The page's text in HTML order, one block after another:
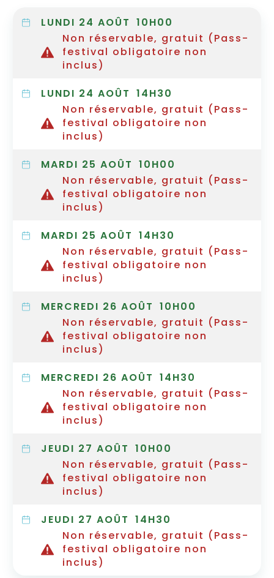
LUNDI 24 AOÛT 10H00
Non réservable, gratuit (Pass-
festival obligatoire non
inclus)
LUNDI 24 AOÛT 14H30
Non réservable, gratuit (Pass-
festival obligatoire non
inclus)
MARDI 25 AOÛT 10H00
Non réservable, gratuit (Pass-
festival obligatoire non
inclus)
MARDI 25 AOÛT 14H30
Non réservable, gratuit (Pass-
festival obligatoire non
inclus)
MERCREDI 26 AOÛT 10H00
Non réservable, gratuit (Pass-
festival obligatoire non
inclus)
MERCREDI 26 AOÛT 14H30
Non réservable, gratuit (Pass-
festival obligatoire non
inclus)
JEUDI 27 AOÛT 10H00
Non réservable, gratuit (Pass-
festival obligatoire non
inclus)
JEUDI 27 AOÛT 14H30
Non réservable, gratuit (Pass-
festival obligatoire non
inclus)